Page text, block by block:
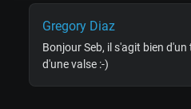
Gregory Diaz
Bonjour Seb, il s'agit bien
d'une valse :-)